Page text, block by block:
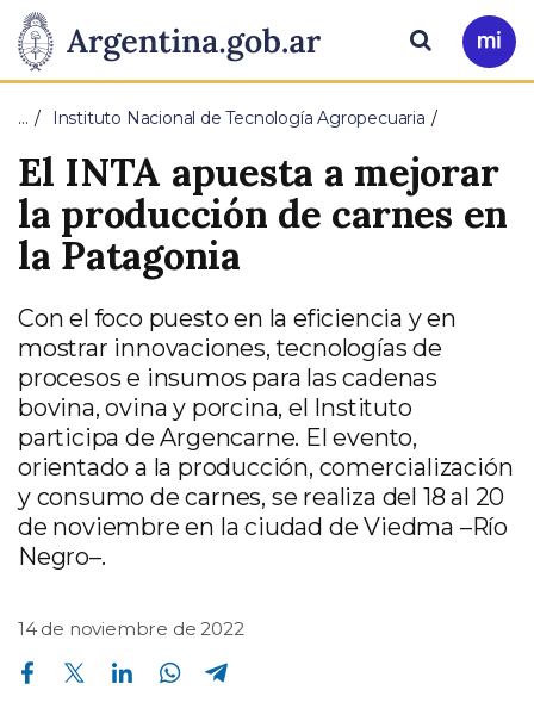
Presidencia
de
la
Nación
Pasar al contenido principal
Ir
a
Buscar
… Instituto Nacional de Tecnología Agropecuaria
El INTA apuesta a mejorar
la producción de carnes en
la Patagonia
Con el foco puesto en la eficiencia y en
mostrar innovaciones, tecnologías de
procesos e insumos para las cadenas
bovina, ovina y porcina, el Instituto
participa de Argencarne. El evento,
orientado a la producción, comercialización
y consumo de carnes, se realiza del 18 al 20
de noviembre en la ciudad de Viedma –Río
Negro–.
14 de noviembre de 2022
Compartir en Facebook Compartir en Twitter Compartir en Linkedin Compartir en Whatsapp